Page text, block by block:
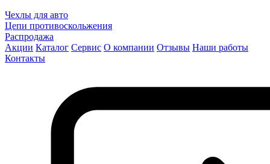
Чехлы для авто
Цепи противоскольжения
Распродажа
Акции Каталог Сервис О компании Отзывы Наши работы
Контакты